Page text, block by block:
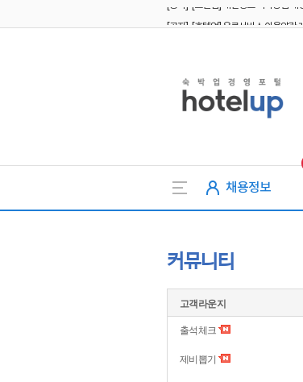
채용정보
커뮤니티
고객라운지
출석체크
제비뽑기